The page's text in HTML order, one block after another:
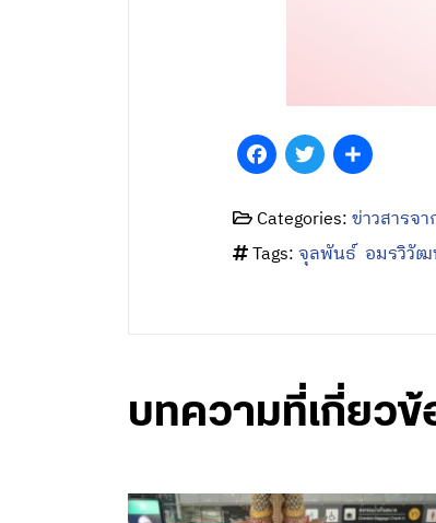
Facebook
TwitterShare
Categories:ข่าวสารจ
Tags:จุลพันธ์ อมรวิวั
บทความที่เกี่ยวข้